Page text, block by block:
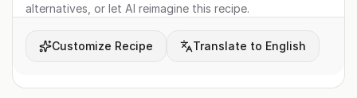
alternatives, or let AI reimagine this recipe.
Customize Recipe Translate to English